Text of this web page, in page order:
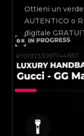
Ottieni un
AUTENTICO o
digitale